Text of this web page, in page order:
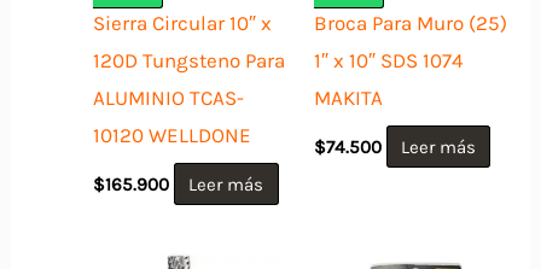
Sierra Circular 10″ x
120D Tungsteno Para
ALUMINIO TCAS-
10120 WELLDONE
$165.900 Leer más
Broca Para Muro (25)
1″ x 10″ SDS 1074
MAKITA
$74.500 Leer más